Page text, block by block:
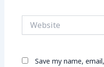
Save my name,